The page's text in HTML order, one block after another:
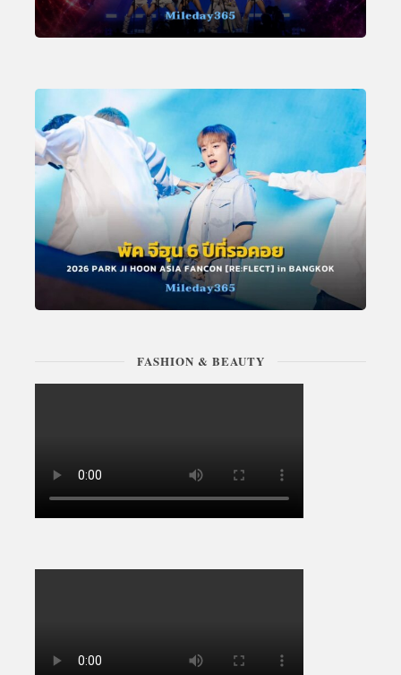
FASHION & BEAUTY